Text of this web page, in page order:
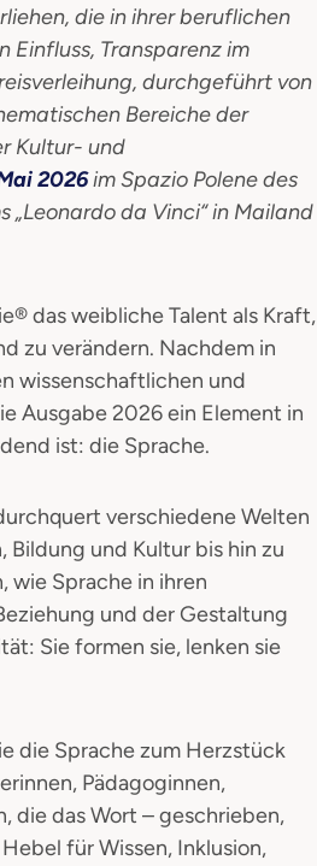
die in ihrer beruflichen
Einfluss, Transparenz im
durchgeführt von
Bereiche der
Kultur- und
2026im Spazio Polene des
da Vinci“ in Mailand
das weibliche Talent als Kraft,
zu verändern. Nachdem in
wissenschaftlichen und
Ausgabe 2026 ein Element in
ist: die Sprache.
verschiedene Welten
und Kultur bis hin zu
Sprache in ihren
und der Gestaltung
Sie formen sie, lenken sie
die Sprache zum Herzstück
Pädagoginnen,
die das Wort – geschrieben,
für Wissen, Inklusion,